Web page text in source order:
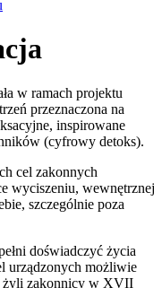
w ramach projektu
przeznaczona na
inspirowane
(cyfrowy detoks).
cel zakonnych
wyciszeniu, wewnętrznej
szczególnie poza
doświadczyć życia
urządzonych możliwie
żyli zakonnicy w XVII